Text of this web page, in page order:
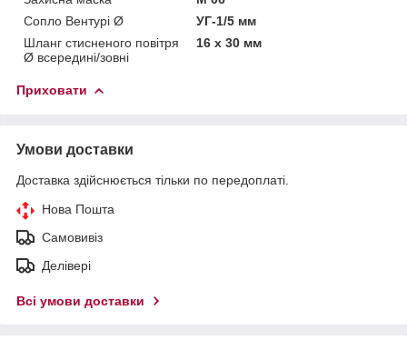
Сопло Вентурі Ø
УГ-1/5 мм
Шланг стисненого повітря
Ø всередині/зовні
16 х 30 мм
Приховати
Умови доставки
Доставка здійснюється тільки по передоплаті.
Нова Пошта
Самовивіз
Делівері
Всі умови доставки